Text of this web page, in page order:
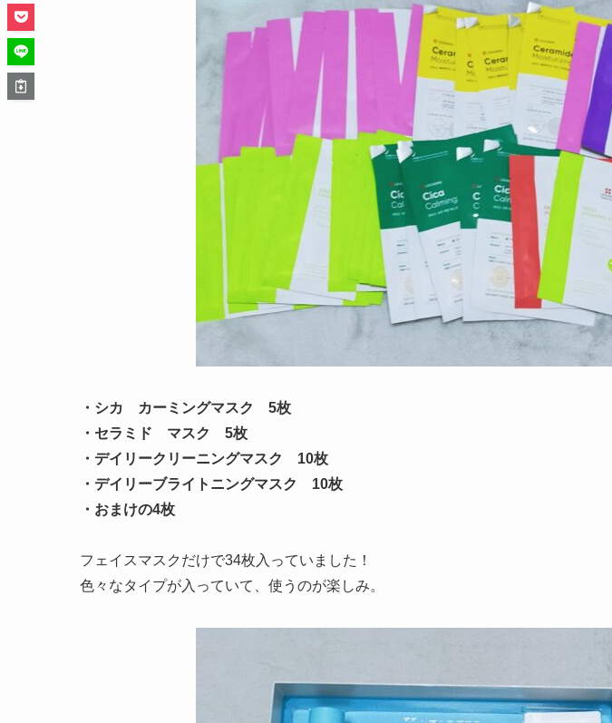
・シカ カーミングマスク 5枚
・セラミド マスク 5枚
・デイリークリーニングマスク 10枚
・デイリーブライトニングマスク 10枚
・おまけの4枚
フェイスマスクだけで34枚入っていました！
色々なタイプが入っていて、使うのが楽しみ。